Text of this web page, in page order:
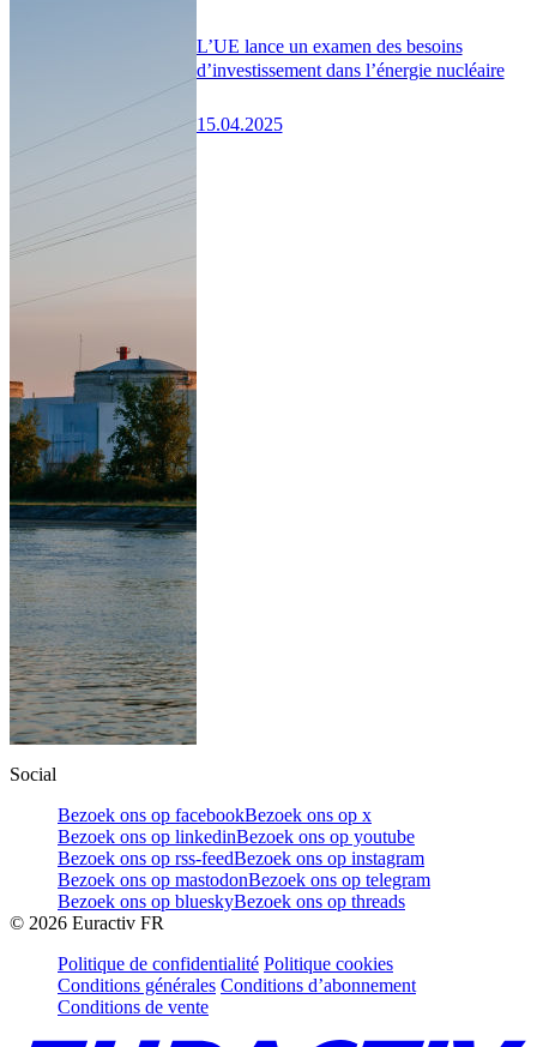
L’UE lance un examen des besoins
d’investissement dans l’énergie nucléaire
15.04.2025
Social
Bezoek ons op facebookBezoek ons op x
Bezoek ons op linkedinBezoek ons op youtube
Bezoek ons op rss-feedBezoek ons op instagram
Bezoek ons op mastodonBezoek ons op telegram
Bezoek ons op blueskyBezoek ons op threads
© 2026 Euractiv FR
Politique de confidentialité Politique cookies
Conditions générales Conditions d’abonnement
Conditions de vente